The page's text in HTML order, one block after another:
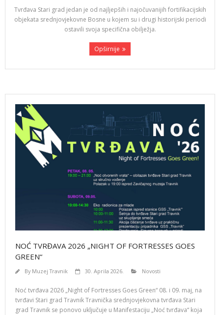
Tvrđava Stari grad jedan je od najljepših i najočuvanijih fortifikacijskih
objekata srednjovjekovne Bosne u kojem su i drugi historijski periodi
ostavili svoja specifična obilježja.
Opširnije
NOĆ TVRĐAVA 2026 „NIGHT OF FORTRESSES GOES
GREEN“
By Muzej Travnik 30. Aprila 2026. Novosti
Noć tvrđava 2026 „Night of Fortresses Goes Green“ 08. i 09. maj, na
tvrđavi Stari grad Travnik Travnička srednjovjekovna tvrđava Stari
grad Travnik se ponovo uključuje u Manifestaciju „Noć tvrđava“ koja